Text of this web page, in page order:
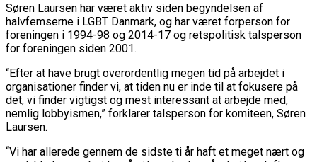
Søren Laursen har været aktiv siden begyndelsen af
halvfemserne i LGBT Danmark, og har været forperson for
foreningen i 1994-98 og 2014-17 og retspolitisk talsperson
for foreningen siden 2001.
“Efter at have brugt overordentlig megen tid på arbejdet i
organisationer finder vi, at tiden nu er inde til at fokusere på
det, vi finder vigtigst og mest interessant at arbejde med,
nemlig lobbyismen,” forklarer talsperson for komiteen, Søren
Laursen.
“Vi har allerede gennem de sidste ti år haft et meget nært og